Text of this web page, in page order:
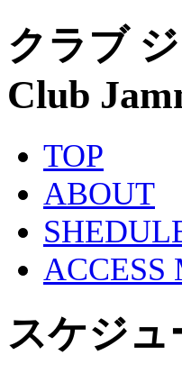
クラブ
Club
TOP
ABOUT
ACCESS
スケジュ